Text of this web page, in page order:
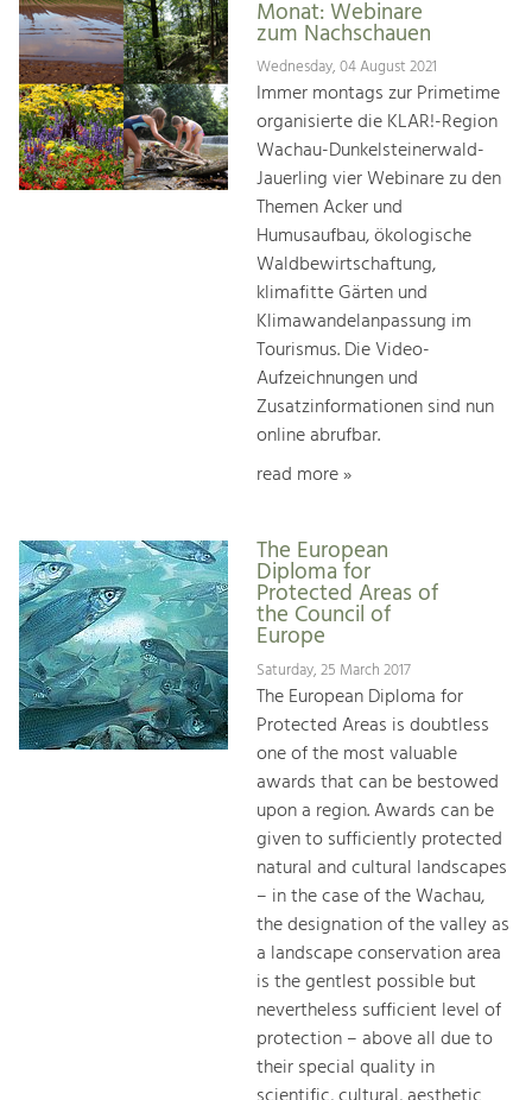
Monat: Webinare
zum Nachschauen
Wednesday, 04 August 2021
Immer montags zur Primetime
organisierte die KLAR!-Region
Wachau-Dunkelsteinerwald-
Jauerling vier Webinare zu den
Themen Acker und
Humusaufbau, ökologische
Waldbewirtschaftung,
klimafitte Gärten und
Klimawandelanpassung im
Tourismus. Die Video-
Aufzeichnungen und
Zusatzinformationen sind nun
online abrufbar.
read more »
The European
Diploma for
Protected Areas of
the Council of
Europe
Saturday, 25 March 2017
The European Diploma for
Protected Areas is doubtless
one of the most valuable
awards that can be bestowed
upon a region. Awards can be
given to sufficiently protected
natural and cultural landscapes
– in the case of the Wachau,
the designation of the valley as
a landscape conservation area
is the gentlest possible but
nevertheless sufficient level of
protection – above all due to
their special quality in